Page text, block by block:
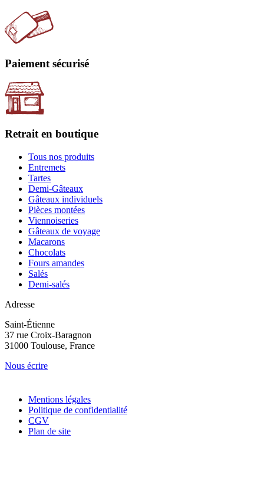
Paiement sécurisé
Retrait en boutique
Tous nos produits
Entremets
Tartes
Demi-Gâteaux
Gâteaux individuels
Pièces montées
Viennoiseries
Gâteaux de voyage
Macarons
Chocolats
Fours amandes
Salés
Demi-salés
Adresse
Saint-Étienne
37 rue Croix-Baragnon
31000 Toulouse, France
Nous écrire
Mentions légales
Politique de confidentialité
CGV
Plan de site